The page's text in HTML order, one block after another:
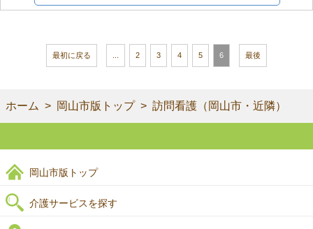
最初に戻る 2 3 4 5 6 最後
ホーム 岡山市版トップ 訪問看護（岡山市・近隣）
岡山市版トップ
介護サービスを探す